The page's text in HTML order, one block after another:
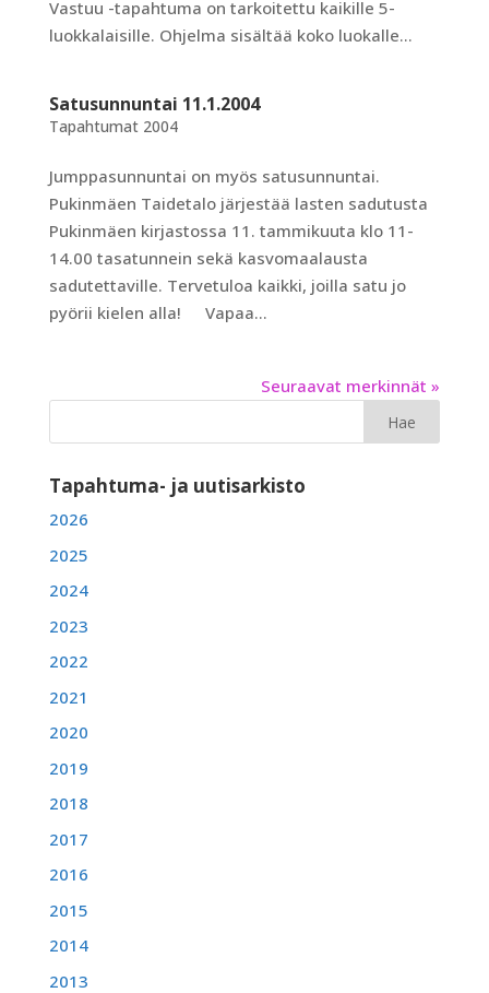
Vastuu -tapahtuma on tarkoitettu kaikille 5-
luokkalaisille. Ohjelma sisältää koko luokalle...
Satusunnuntai 11.1.2004
Tapahtumat 2004
Jumppasunnuntai on myös satusunnuntai.
Pukinmäen Taidetalo järjestää lasten sadutusta
Pukinmäen kirjastossa 11. tammikuuta klo 11-
14.00 tasatunnein sekä kasvomaalausta
sadutettaville. Tervetuloa kaikki, joilla satu jo
pyörii kielen alla! Vapaa...
Seuraavat merkinnät »
Tapahtuma- ja uutisarkisto
2026
2025
2024
2023
2022
2021
2020
2019
2018
2017
2016
2015
2014
2013